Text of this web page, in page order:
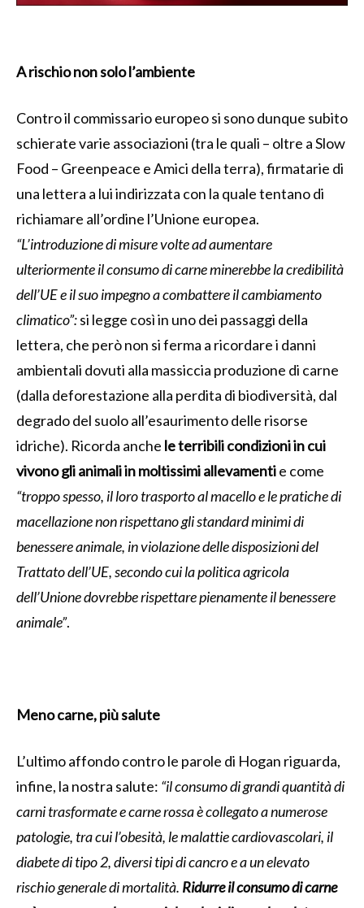
A rischio non solo l’ambiente
Contro il commissario europeo si sono dunque subito
schierate varie associazioni (tra le quali – oltre a Slow
Food – Greenpeace e Amici della terra), firmatarie di
una lettera a lui indirizzata con la quale tentano di
richiamare all’ordine l’Unione europea.
“L’introduzione di misure volte ad aumentare
ulteriormente il consumo di carne minerebbe la credibilità
dell’UE e il suo impegno a combattere il cambiamento
climatico”:si legge così in uno dei passaggi della
lettera, che però non si ferma a ricordare i danni
ambientali dovuti alla massiccia produzione di carne
(dalla deforestazione alla perdita di biodiversità, dal
degrado del suolo all’esaurimento delle risorse
idriche). Ricorda anche le terribili condizioni in cui
vivono gli animali in moltissimi allevamentie come
“troppo spesso, il loro trasporto al macello e le pratiche di
macellazione non rispettano gli standard minimi di
benessere animale, in violazione delle disposizioni del
Trattato dell’UE, secondo cui la politica agricola
dell’Unione dovrebbe rispettare pienamente il benessere
animale”.
Meno carne, più salute
L’ultimo affondo contro le parole di Hogan riguarda,
infine, la nostra salute: “il consumo di grandi quantità di
carni trasformate e carne rossa è collegato a numerose
patologie, tra cui l’obesità, le malattie cardiovascolari, il
diabete di tipo 2, diversi tipi di cancro e a un elevato
rischio generale di mortalità. Ridurre il consumo di carne